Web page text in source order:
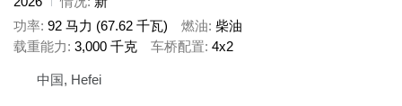
功率 92 马力 (67.62 千瓦) 燃油 柴油
载重能力 3,000 千克 车桥配置 4x2
中国, Hefei